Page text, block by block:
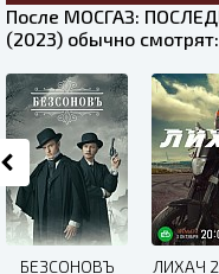
После МОСГАЗ:
(2023) обычно смотрят:
БЕЗСОНОВЪ
ЛИХАЧ